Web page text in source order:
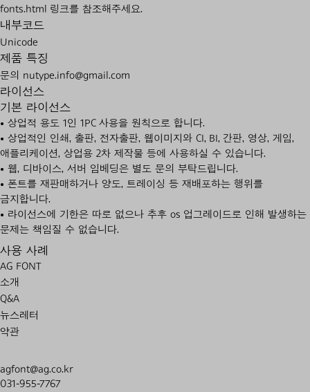
fonts.html 링크를 참조해주세요.
내부코드
Unicode
제품 특징
문의 nutype.info@gmail.com
라이선스
기본 라이선스
• 상업적 용도 1인 1PC 사용을 원칙으로 합니다.
• 상업적인 인쇄, 출판, 전자출판, 웹이미지와 CI, BI, 간판, 영상, 게임,
애플리케이션, 상업용 2차 제작물 등에 사용하실 수 있습니다.
• 웹, 디바이스, 서버 임베딩은 별도 문의 부탁드립니다.
• 폰트를 재판매하거나 양도, 트레이싱 등 재배포하는 행위를
금지합니다.
• 라이선스에 기한은 따로 없으나 추후 os 업그레이드로 인해 발생하는
문제는 책임질 수 없습니다.
사용 사례
AG FONT
소개
Q&A
뉴스레터
약관
agfont@ag.co.kr
031-955-7767